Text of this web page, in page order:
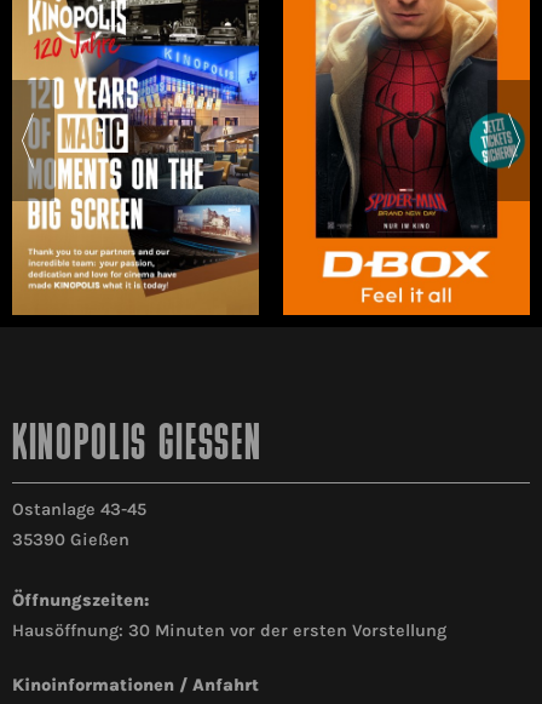
KINOPOLIS GIESSEN
Ostanlage 43-45
35390 Gießen
Öffnungszeiten:
Hausöffnung: 30 Minuten vor der ersten Vorstellung
Kinoinformationen / Anfahrt